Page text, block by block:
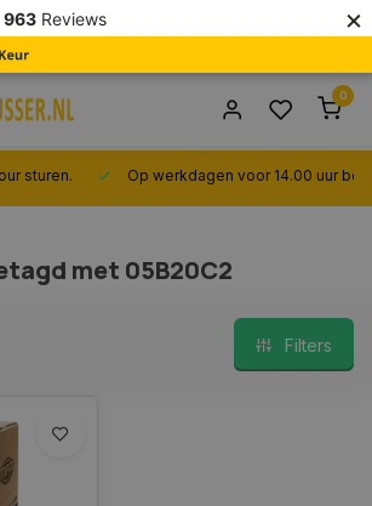
963 Reviews ×
0
sturen. Op werkdagen voor 14.00 uur
met 05B20C2
Filters